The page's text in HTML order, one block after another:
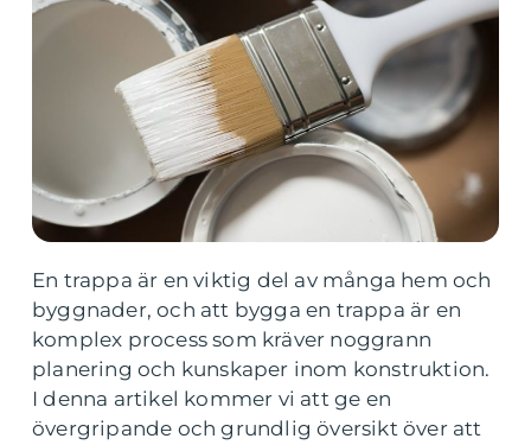
En trappa är en viktig del av många hem och
byggnader, och att bygga en trappa är en
komplex process som kräver noggrann
planering och kunskaper inom konstruktion.
I denna artikel kommer vi att ge en
övergripande och grundlig översikt över att